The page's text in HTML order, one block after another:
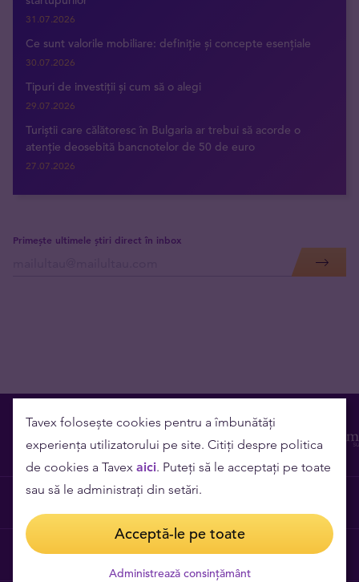
31.07.2026
Ce sunt valorile mobiliare: definiție și concepte esențiale
30.07.2026
Tipuri de investiții și cum să o alegi
29.07.2026
Turiștii care călătoresc în Bulgaria ar trebui să acorde o
atenție deosebită bancnotelor de 50 de euro
27.07.2026
Primește ultimele știri direct în inbox
Cariere
Tavex folosește cookies pentru a îmbunătăți
experiența utilizatorului pe site. Citiți despre politica
de cookies a Tavex aici. Puteți să le acceptați pe toate
sau să le administrați din setări.
Acceptă-le pe toate
Administrează consințământ